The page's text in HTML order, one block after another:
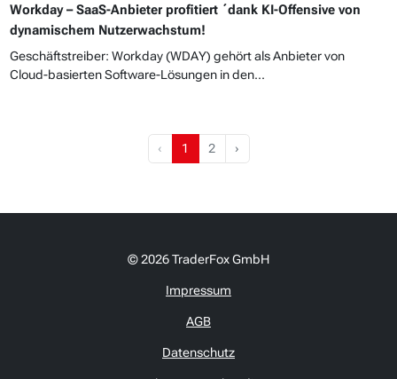
Workday – SaaS-Anbieter profitiert ´dank KI-Offensive von
dynamischem Nutzerwachstum!
Geschäftstreiber: Workday (WDAY) gehört als Anbieter von
Cloud-basierten Software-Lösungen in den...
‹ 1 2 ›
© 2026 TraderFox GmbH
Impressum
AGB
Datenschutz